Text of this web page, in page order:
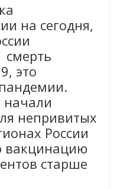
на сегодня,
смерть
это
начали
непривитых
России
вакцинацию
старше